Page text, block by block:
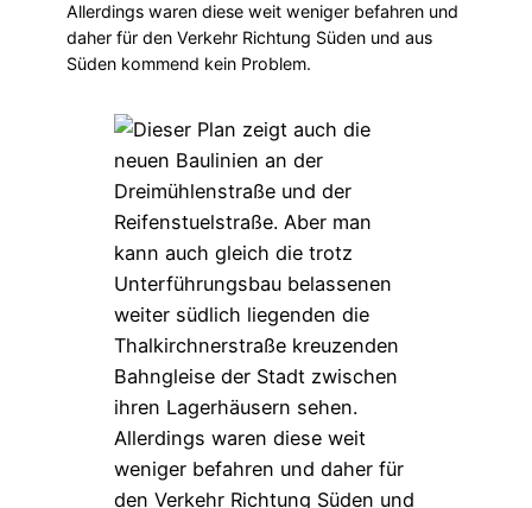
Allerdings waren diese weit weniger befahren und
daher für den Verkehr Richtung Süden und aus
Süden kommend kein Problem.